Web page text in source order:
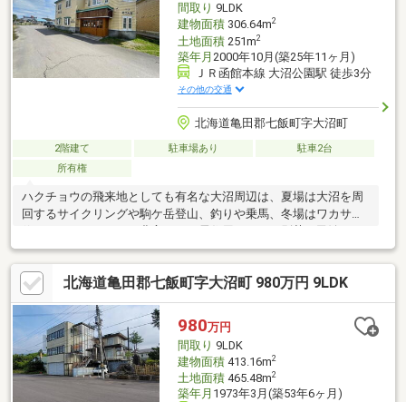
間取り 9LDK
建物面積306.64m2
土地面積251m2
築年月 2000年10月(築25年11ヶ月)
ＪＲ函館本線 大沼公園駅 徒歩3分
その他の交通
北海道亀田郡七飯町字大沼町
2階建て 駐車場あり
駐車2台
所有権
ハクチョウの飛来地としても有名な大沼周辺は、夏場は大沼を周
回するサイクリングや駒ケ岳登山、釣りや乗馬、冬場はワカサギ
ての活用をお考えの方にもおすすめ。
北海道亀田郡七飯町字大沼町 980万円 9LDK
980万円
間取り 9LDK
建物面積413.16m2
土地面積465.48m2
築年月 1973年3月(築53年6ヶ月)